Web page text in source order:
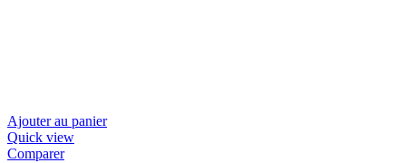
Ajouter au panier
Quick view
Comparer